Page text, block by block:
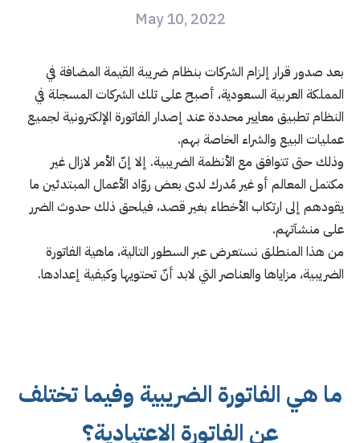
May 10, 2022
بعد صدور قرار إلزام الشركات بنظام ضريبة القيمة المضافة في
المملكة العربية السعودية، أصبح على تلك الشركات المسجلة في
النظام تطبيق معايير محددة عند إصدار الفاتورة الإلكترونية لجميع
عمليات البيع والشراء الخاصة بهم.
وذلك حتى تتوافق مع الأنظمة الضريبية. إلا إنّ الأمر لازال غير
مكتمل المعالم أو غير مُدرك لدى بعض روّاد الأعمال المبتدئين ما
يقودهم إلى ارتكاب الأخطاء بغير قصد، فيلحق ذلك حدوث الضرر
على منشآتهم.
من هذا المنطلق نستعرض عبر السطور التالية، ماهية الفاتورة
الضريبية، مزاياها والعناصر التي لابد أنّ تحتويها وكيفية إعدادها.
ما هي الفاتورة الضريبية وفيما تختلف
عن الفاتورة الاعتيادية؟